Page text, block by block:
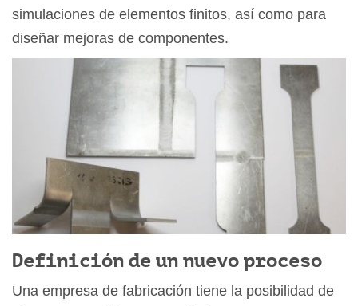
simulaciones de elementos finitos, así como para
diseñar mejoras de componentes.
Definición de un nuevo proceso
Una empresa de fabricación tiene la posibilidad de